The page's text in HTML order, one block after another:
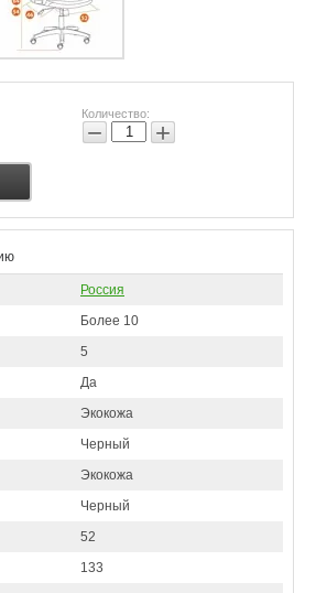
Количество:
− +
Россия
Более 10
5
Да
Экокожа
Черный
Экокожа
Черный
52
133